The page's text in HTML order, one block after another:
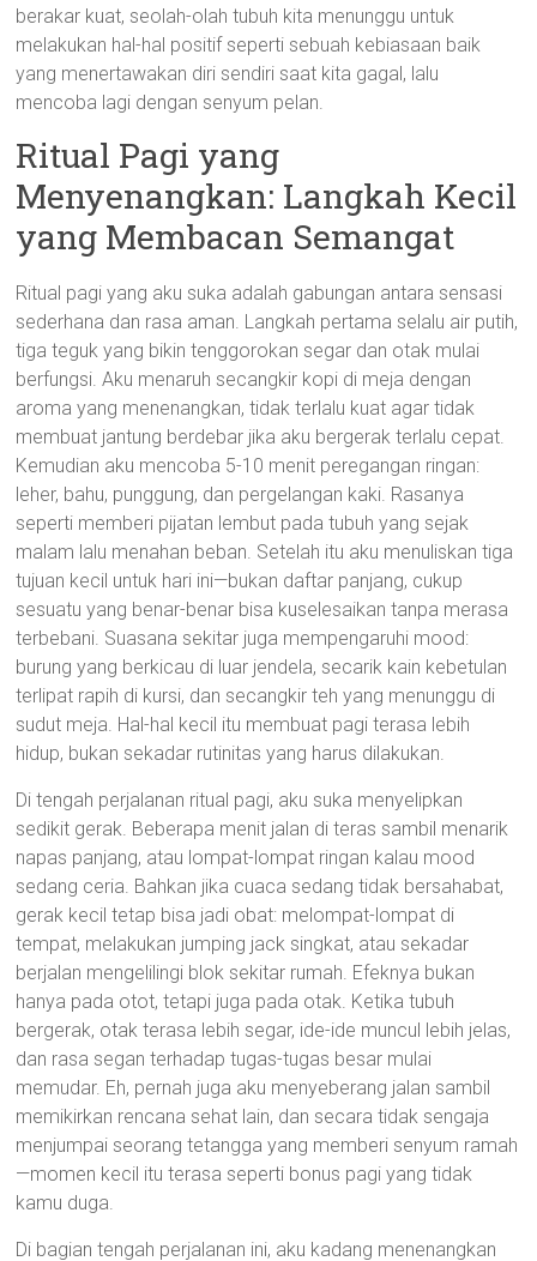
berakar kuat, seolah-olah tubuh kita menunggu untuk
melakukan hal-hal positif seperti sebuah kebiasaan baik
yang menertawakan diri sendiri saat kita gagal, lalu
mencoba lagi dengan senyum pelan.
Ritual Pagi yang
Menyenangkan: Langkah Kecil
yang Membacan Semangat
Ritual pagi yang aku suka adalah gabungan antara sensasi
sederhana dan rasa aman. Langkah pertama selalu air putih,
tiga teguk yang bikin tenggorokan segar dan otak mulai
berfungsi. Aku menaruh secangkir kopi di meja dengan
aroma yang menenangkan, tidak terlalu kuat agar tidak
membuat jantung berdebar jika aku bergerak terlalu cepat.
Kemudian aku mencoba 5-10 menit peregangan ringan:
leher, bahu, punggung, dan pergelangan kaki. Rasanya
seperti memberi pijatan lembut pada tubuh yang sejak
malam lalu menahan beban. Setelah itu aku menuliskan tiga
tujuan kecil untuk hari ini—bukan daftar panjang, cukup
sesuatu yang benar-benar bisa kuselesaikan tanpa merasa
terbebani. Suasana sekitar juga mempengaruhi mood:
burung yang berkicau di luar jendela, secarik kain kebetulan
terlipat rapih di kursi, dan secangkir teh yang menunggu di
sudut meja. Hal-hal kecil itu membuat pagi terasa lebih
hidup, bukan sekadar rutinitas yang harus dilakukan.
Di tengah perjalanan ritual pagi, aku suka menyelipkan
sedikit gerak. Beberapa menit jalan di teras sambil menarik
napas panjang, atau lompat-lompat ringan kalau mood
sedang ceria. Bahkan jika cuaca sedang tidak bersahabat,
gerak kecil tetap bisa jadi obat: melompat-lompat di
tempat, melakukan jumping jack singkat, atau sekadar
berjalan mengelilingi blok sekitar rumah. Efeknya bukan
hanya pada otot, tetapi juga pada otak. Ketika tubuh
bergerak, otak terasa lebih segar, ide-ide muncul lebih jelas,
dan rasa segan terhadap tugas-tugas besar mulai
memudar. Eh, pernah juga aku menyeberang jalan sambil
memikirkan rencana sehat lain, dan secara tidak sengaja
menjumpai seorang tetangga yang memberi senyum ramah
—momen kecil itu terasa seperti bonus pagi yang tidak
kamu duga.
Di bagian tengah perjalanan ini, aku kadang menenangkan